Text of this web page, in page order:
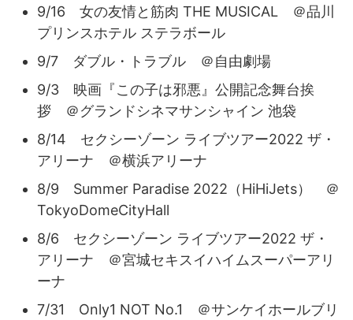
9/16 女の友情と筋肉 THE MUSICAL ＠品川
プリンスホテル ステラボール
9/7 ダブル・トラブル ＠自由劇場
9/3 映画『この子は邪悪』公開記念舞台挨
拶 ＠グランドシネマサンシャイン 池袋
8/14 セクシーゾーン ライブツアー2022 ザ・
アリーナ ＠横浜アリーナ
8/9 Summer Paradise 2022（HiHiJets） ＠
TokyoDomeCityHall
8/6 セクシーゾーン ライブツアー2022 ザ・
アリーナ ＠宮城セキスイハイムスーパーアリ
ーナ
7/31 Only1 NOT No.1 ＠サンケイホールブリ